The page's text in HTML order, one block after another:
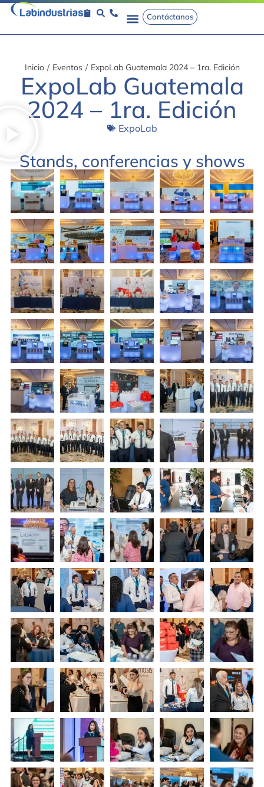
Contáctanos
Inicio / Eventos / ExpoLab Guatemala 2024 – 1ra. Edición
ExpoLab Guatemala
2024 – 1ra. Edición
ExpoLab
Stands, conferencias y shows